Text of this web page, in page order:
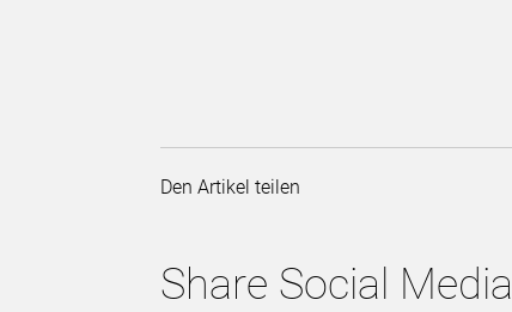
Den Artikel teilen
Share Social Media